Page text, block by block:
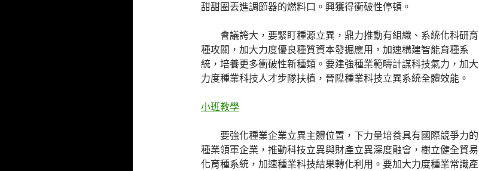
甜甜圈丟進調節器的燃料口。興獲得衝破性停頓。
會議誇大，要緊盯種源立異，鼎力推動有組織、系統化科研育
種攻關，加大力度優良種質資本發掘應用，加速構建智能育種系
統，培養更多衝破性新種類。要建強種業範疇計謀科技氣力，加大
力度種業科技人才步隊扶植，晉陞種業科技立異系統全體效能。
小班教學
要強化種業企業立異主體位置，下力量培養具有國際競爭力的
種業領軍企業，推動科技立異與財產立異深度融會，樹立健全貿易
化育種系統，加速種業科技結果轉化利用。要加大力度種業常識產